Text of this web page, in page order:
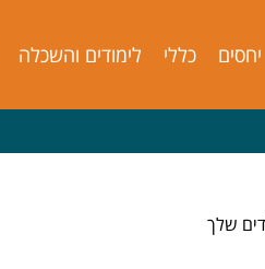
יחסים כללי לימודים והשכלה
שלך